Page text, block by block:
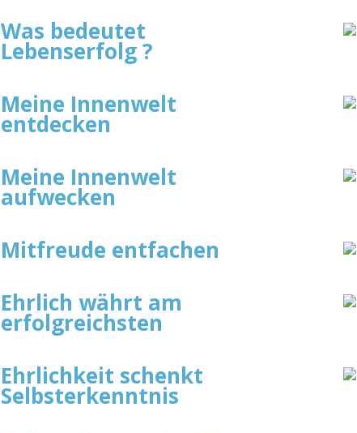
Was bedeutet
Lebenserfolg ?
Meine Innenwelt
entdecken
Meine Innenwelt
aufwecken
Mitfreude entfachen
Ehrlich währt am
erfolgreichsten
Ehrlichkeit schenkt
Selbsterkenntnis